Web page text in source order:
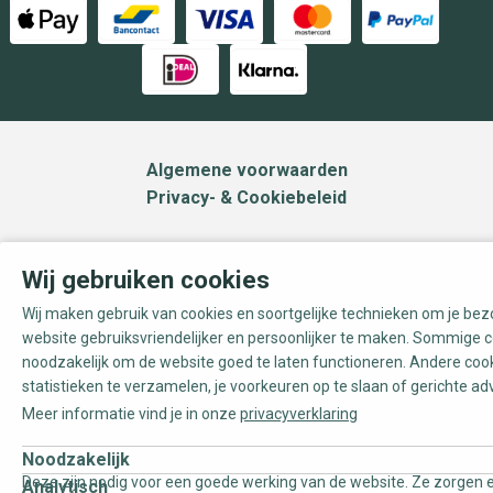
Algemene voorwaarden
Privacy- & Cookiebeleid
Wij gebruiken cookies
Wij maken gebruik van cookies en soortgelijke technieken om je
website gebruiksvriendelijker en persoonlijker te maken. Sommige
noodzakelijk om de website goed te laten functioneren. Andere
statistieken te verzamelen, je voorkeuren op te slaan of gerichte
Meer informatie vind je in onze privacyverklaring
Noodzakelijk
Deze zijn nodig voor een goede werking van de website. Ze zorgen
Analytisch